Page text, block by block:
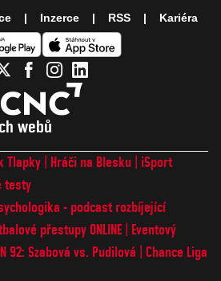
webů
Tlapky Hráči na Blesku
iSport
testy
- podcast rozbíjející
přestupy ONLINE
Eventový
92: Szabová vs. Pudilová
Chance Liga
Inzerce RSS Kariéra